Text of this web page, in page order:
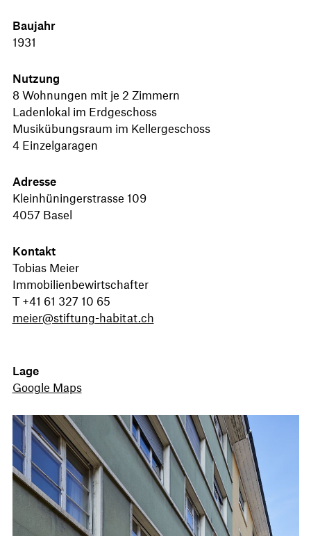
Baujahr
1931
Nutzung
8 Wohnungen mit je 2 Zimmern
Ladenlokal im Erdgeschoss
Musikübungsraum im Kellergeschoss
4 Einzelgaragen
Adresse
Kleinhüningerstrasse 109
4057 Basel
Kontakt
Tobias Meier
Immobilienbewirtschafter
T +41 61 327 10 65
meier@stiftung-habitat.ch
Lage
Google Maps